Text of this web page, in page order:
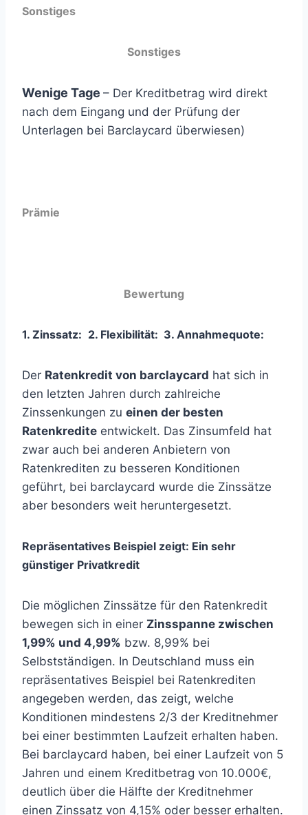
Sonstiges
Sonstiges
Wenige Tage – Der Kreditbetrag wird direkt
nach dem Eingang und der Prüfung der
Unterlagen bei Barclaycard überwiesen)
Prämie
Bewertung
1. Zinssatz: 2. Flexibilität: 3. Annahmequote:
Der Ratenkredit von barclaycard hat sich in
den letzten Jahren durch zahlreiche
Zinssenkungen zu einen der besten
Ratenkredite entwickelt. Das Zinsumfeld hat
zwar auch bei anderen Anbietern von
Ratenkrediten zu besseren Konditionen
geführt, bei barclaycard wurde die Zinssätze
aber besonders weit heruntergesetzt.
Repräsentatives Beispiel zeigt: Ein sehr
günstiger Privatkredit
Die möglichen Zinssätze für den Ratenkredit
bewegen sich in einer Zinsspanne zwischen
1,99% und 4,99% bzw. 8,99% bei
Selbstständigen. In Deutschland muss ein
repräsentatives Beispiel bei Ratenkrediten
angegeben werden, das zeigt, welche
Konditionen mindestens 2/3 der Kreditnehmer
bei einer bestimmten Laufzeit erhalten haben.
Bei barclaycard haben, bei einer Laufzeit von 5
Jahren und einem Kreditbetrag von 10.000€,
deutlich über die Hälfte der Kreditnehmer
einen Zinssatz von 4,15% oder besser erhalten.